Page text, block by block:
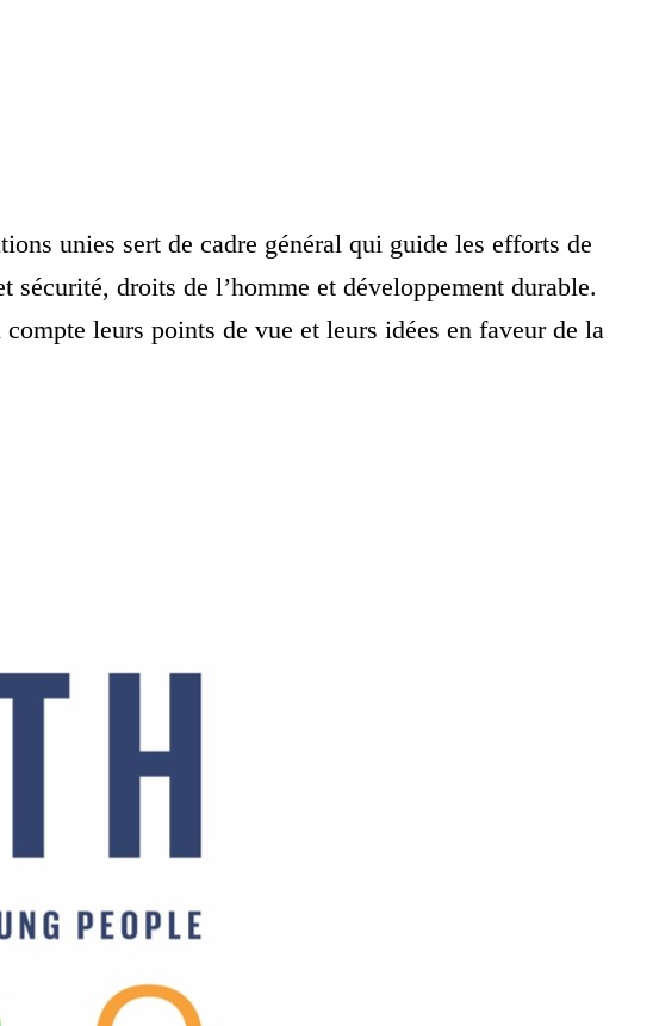
unies sert de cadre général qui guide les efforts de
droits de l’homme et développement durable.
leurs points de vue et leurs idées en faveur de la